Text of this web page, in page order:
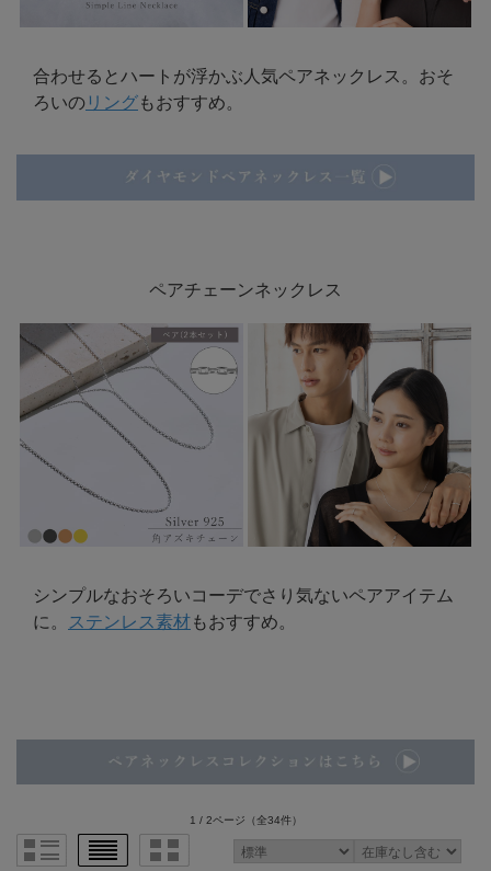
合わせるとハートが浮かぶ人気ペアネックレス。おそ
ろいの リングもおすすめ。
ペアチェーンネックレス
シンプルなおそろいコーデでさり気ないペアアイテム
に。
ステンレス素材もおすすめ。
1 / 2ページ （全34件）